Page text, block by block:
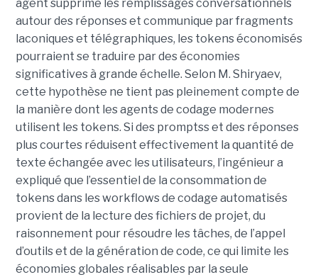
agent supprime les remplissages conversationnels
autour des réponses et communique par fragments
laconiques et télégraphiques, les tokens économisés
pourraient se traduire par des économies
significatives à grande échelle. Selon M. Shiryaev,
cette hypothèse ne tient pas pleinement compte de
la manière dont les agents de codage modernes
utilisent les tokens. Si des promptss et des réponses
plus courtes réduisent effectivement la quantité de
texte échangée avec les utilisateurs, l’ingénieur a
expliqué que l’essentiel de la consommation de
tokens dans les workflows de codage automatisés
provient de la lecture des fichiers de projet, du
raisonnement pour résoudre les tâches, de l’appel
d’outils et de la génération de code, ce qui limite les
économies globales réalisables par la seule